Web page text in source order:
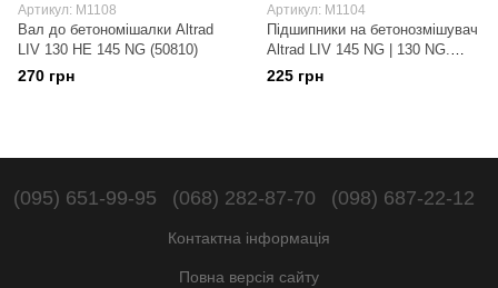
Артикул: М1108
Вал до бетономішалки Altrad
LIV 130 HE 145 NG (50810)
270 грн
Артикул: М1104
Підшипники на бетонозмішувач
Altrad LIV 145 NG | 130 NG.
Kinex
225 грн
(095) 651-99-95 (068) 282-87-70 (098) 687-22-12
Контактна інформація
Повна версія сайту